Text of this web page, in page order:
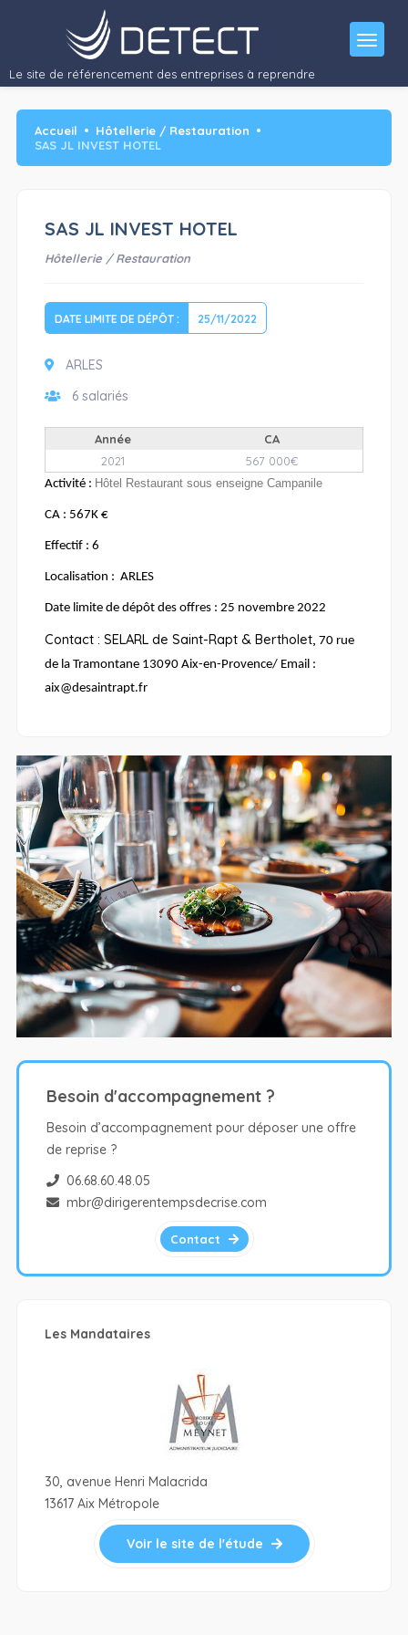
Le site de référencement des entreprises à reprendre
Accueil
Hôtellerie / Restauration
SAS JL INVEST HOTEL
SAS JL INVEST HOTEL
Hôtellerie / Restauration
DATE LIMITE DE DÉPÔT : 25/11/2022
ARLES
6 salariés
Année
CA
2021
567 000€
Activité : Hôtel Restaurant sous enseigne Campanile
CA : 567K €
Effectif : 6
Localisation : ARLES
Date limite de dépôt des offres : 25 novembre 2022
Contact : SELARL de Saint-Rapt & Bertholet, 70 rue
de la Tramontane 13090 Aix-en-Provence/ Email :
aix@desaintrapt.fr
Besoin d'accompagnement ?
Besoin d’accompagnement pour déposer une offre
de reprise ?
06.68.60.48.05
mbr@dirigerentempsdecrise.com
Contact
Les Mandataires
30, avenue Henri Malacrida
13617 Aix Métropole
Voir le site de l'étude